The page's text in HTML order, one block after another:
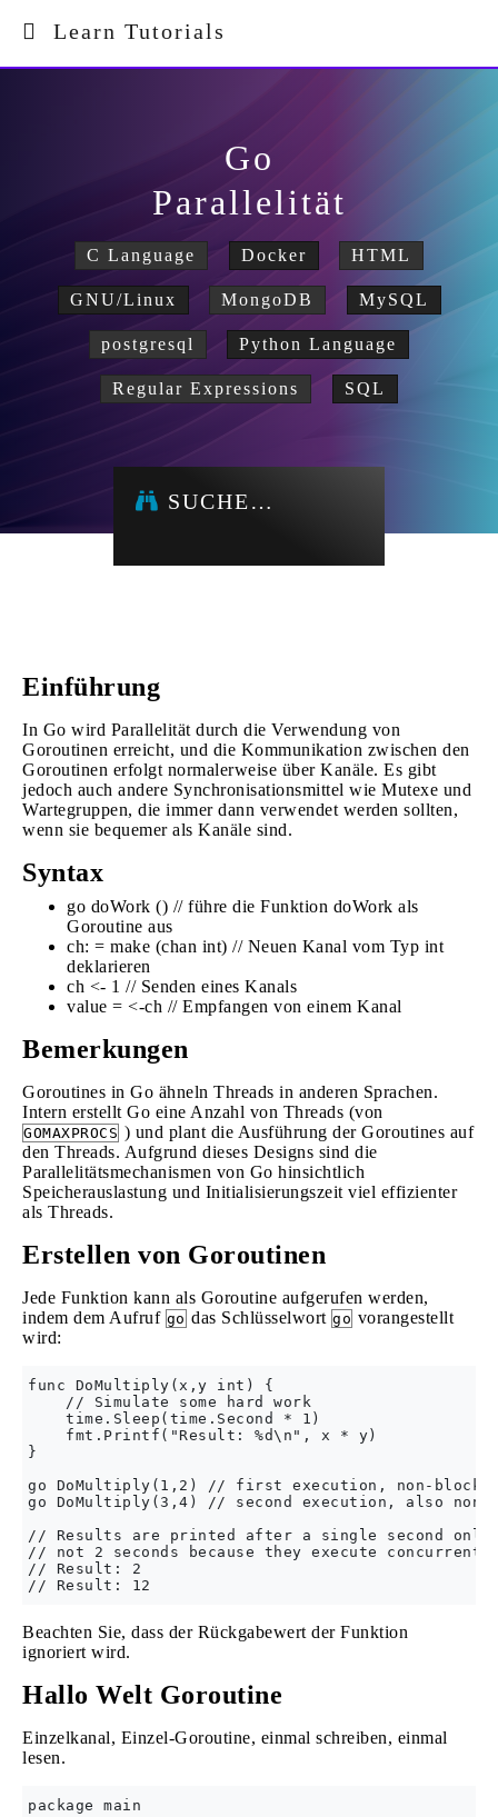
Learn Tutorials
Go
Parallelität
C Language Docker HTML
GNU/Linux MongoDB MySQL
postgresql Python Language
Regular Expressions SQL
SUCHE…
Einführung
In Go wird Parallelität durch die Verwendung von
Goroutinen erreicht, und die Kommunikation zwischen den
Goroutinen erfolgt normalerweise über Kanäle. Es gibt
jedoch auch andere Synchronisationsmittel wie Mutexe und
Wartegruppen, die immer dann verwendet werden sollten,
wenn sie bequemer als Kanäle sind.
Syntax
go doWork () // führe die Funktion doWork als
Goroutine aus
ch: = make (chan int) // Neuen Kanal vom Typ int
deklarieren
ch <- 1 // Senden eines Kanals
value = <-ch // Empfangen von einem Kanal
Bemerkungen
Goroutines in Go ähneln Threads in anderen Sprachen.
Intern erstellt Go eine Anzahl von Threads (von
GOMAXPROCS ) und plant die Ausführung der Goroutines auf
den Threads. Aufgrund dieses Designs sind die
Parallelitätsmechanismen von Go hinsichtlich
Speicherauslastung und Initialisierungszeit viel effizienter
als Threads.
Erstellen von Goroutinen
Jede Funktion kann als Goroutine aufgerufen werden,
indem dem Aufruf go das Schlüsselwort go vorangestellt
wird:
func DoMultiply(x,y int) {
    // Simulate some hard work
    time.Sleep(time.Second * 1)
    fmt.Printf("Result: %d\n", x * y)
}
go DoMultiply(1,2) // first execution, non-
go DoMultiply(3,4) // second execution, also non-
// Results are printed after a single second
// not 2 seconds because they execute
// Result: 2
Beachten Sie, dass der Rückgabewert der Funktion
ignoriert wird.
Hallo Welt Goroutine
Einzelkanal, Einzel-Goroutine, einmal schreiben, einmal
lesen.
package main